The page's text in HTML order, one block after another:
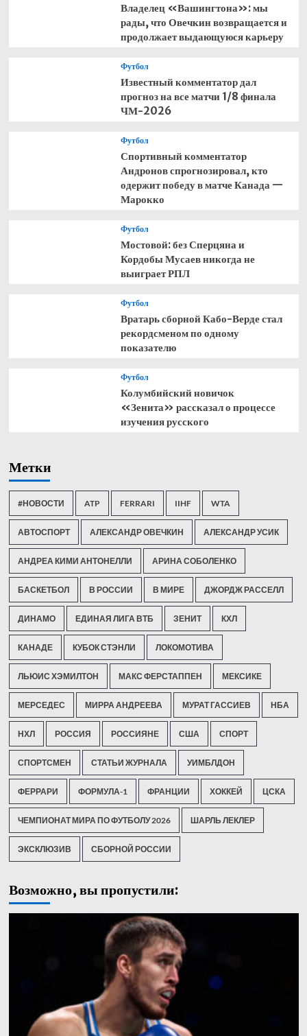
Владелец «Вашингтона»: мы
рады, что Овечкин возвращается и
продолжает выдающуюся карьеру
Футбол
Известный комментатор дал
прогноз на все матчи 1/8 финала
ЧМ-2026
Футбол
Спортивный комментатор
Андронов спрогнозировал, кто
одержит победу в матче Канада —
Марокко
Футбол
Мостовой: без Сперцяна и
Кордобы Мусаев никогда не
выиграет РПЛ
Футбол
Вратарь сборной Кабо-Верде стал
рекордсменом по одному
показателю
Футбол
Колумбийский новичок
«Зенита» рассказал о процессе
изучения русского
Метки
#НОВОСТИ ATP FERRARI IIHF WTA
АВТОСПОРТ АЛЕКСАНДР ОВЕЧКИН АЛЕКСАНДР УСИК
АНДРЕА КИМИ АНТОНЕЛЛИ АРИНА СОБОЛЕНКО
БАСКЕТБОЛ В РОССИИ В МИРЕ ДЖОРДЖ РАССЕЛЛ
ДИНАМО ЕДИНАЯ ЛИГА ВТБ ЗЕНИТ КХЛ
КАНАДЕ КУБОК СТЭНЛИ ЛОКОМОТИВА
ЛЬЮИС ХЭМИЛТОН МАКС ФЕРСТАППЕН МЕКСИКЕ
МЕРСЕДЕС МИРРА АНДРЕЕВА МУРАТ ГАССИЕВ НБА
НХЛ РОССИЯ РОССИЯНЕ США СПОРТ
СПОРТСМЕН СТАТЬИ ЖУРНАЛА УИМБЛДОН
ФЕРРАРИ ФОРМУЛА-1 ФРАНЦИИ ХОККЕЙ ЦСКА
ЧЕМПИОНАТ МИРА ПО ФУТБОЛУ 2026 ШАРЛЬ ЛЕКЛЕР
ЭКСКЛЮЗИВ СБОРНОЙ РОССИИ
Возможно, вы пропустили: